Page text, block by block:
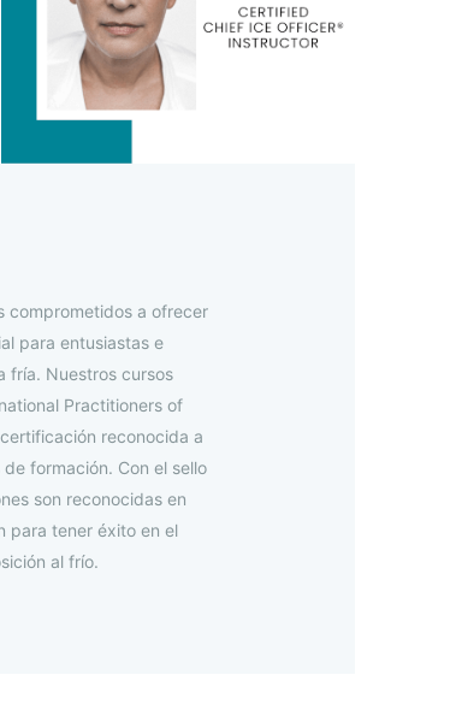
comprometidos a ofrecer
para entusiastas e
fría. Nuestros cursos
Practitioners of
reconocida a
formación. Con el sello
son reconocidas en
para tener éxito en el
al frío.